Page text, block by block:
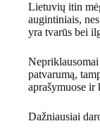
Lietuvių itin
augintiniais,
yra tvarūs bei
patvarumą,
aprašymuose ir
Dažniausiai